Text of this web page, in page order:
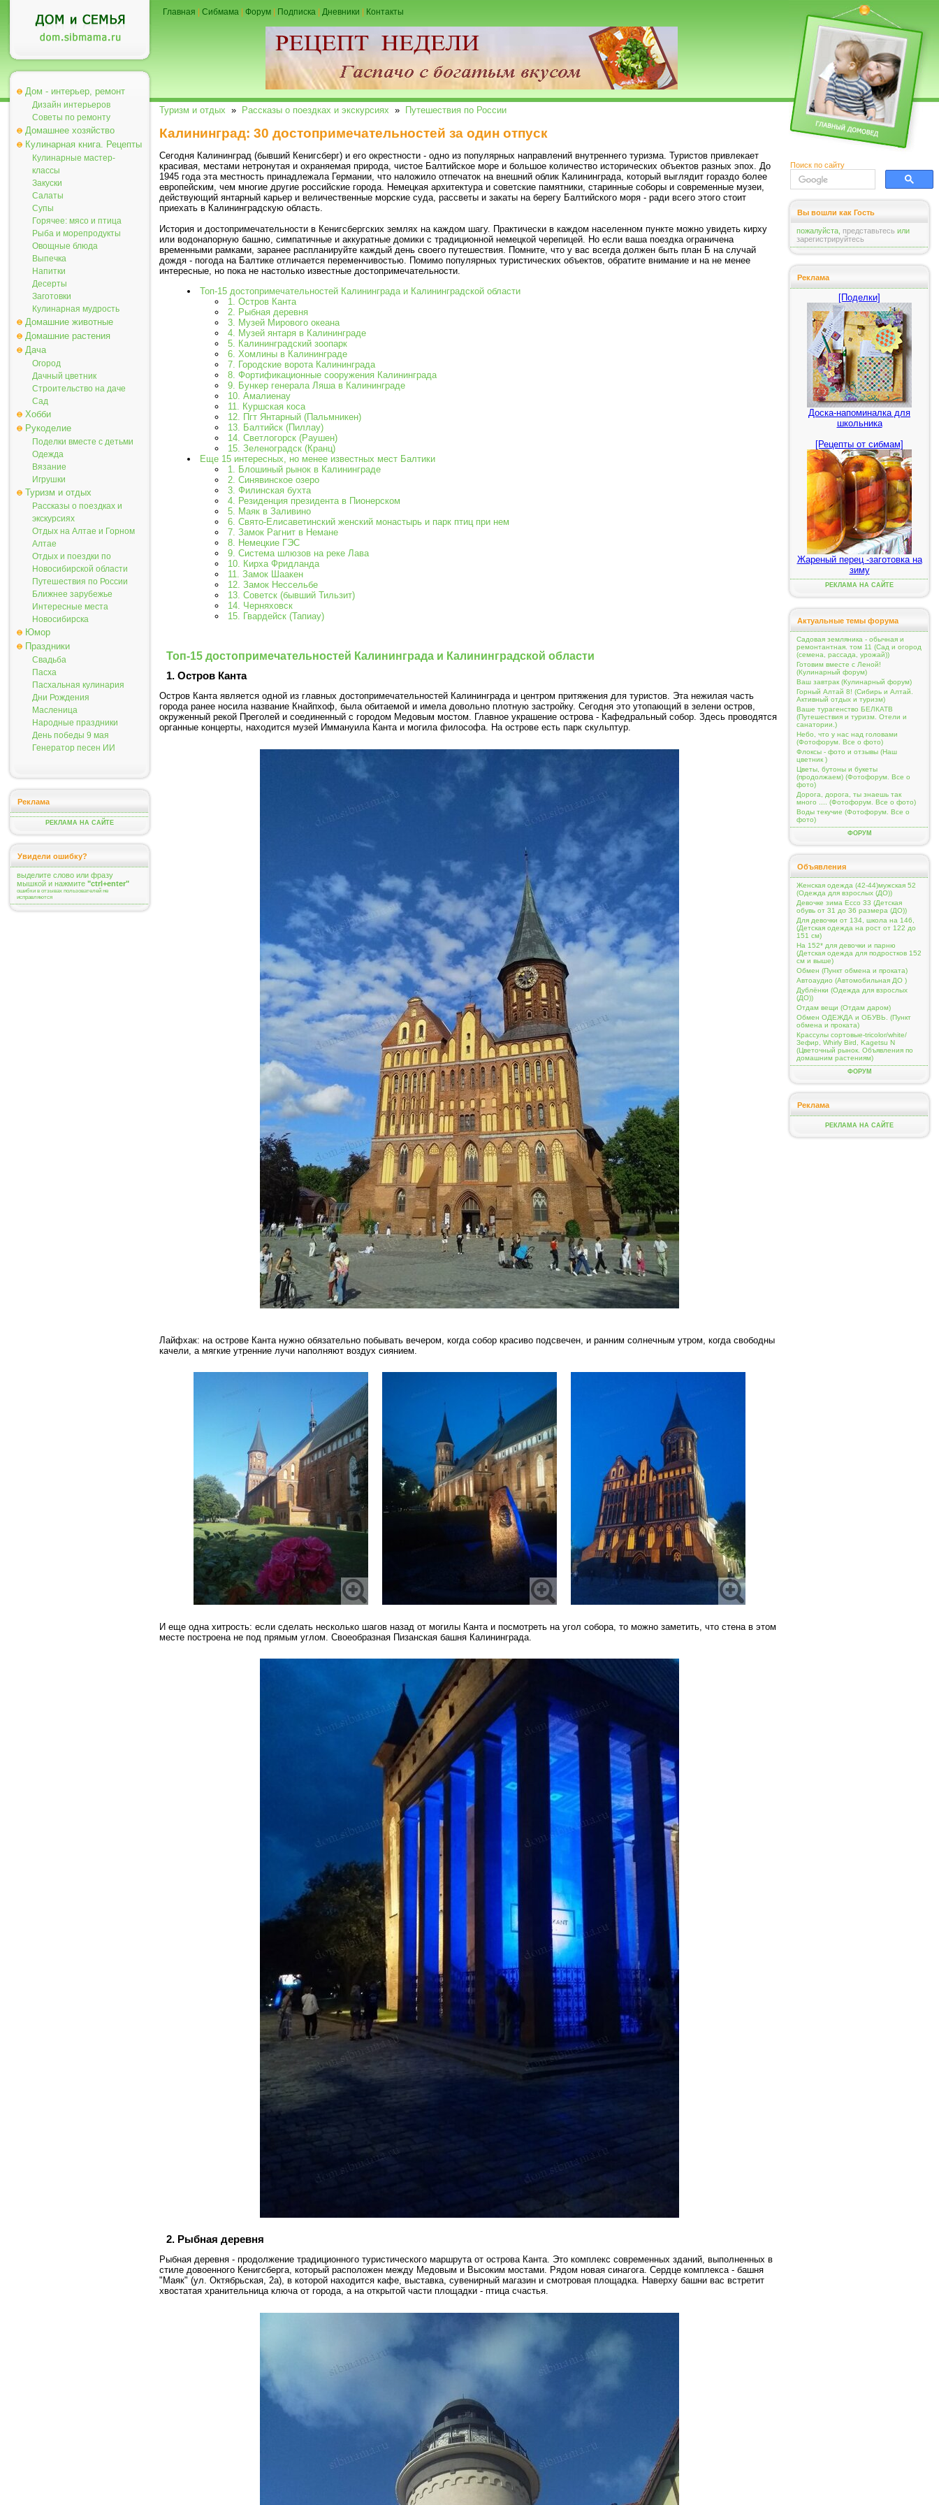
Дом - интерьер, ремонт
Дизайн интерьеров
Советы по ремонту
Домашнее хозяйство
Кулинарная книга. Рецепты
Кулинарные мастер-
классы
Закуски
Салаты
Супы
Горячее: мясо и птица
Рыба и морепродукты
Овощные блюда
Выпечка
Напитки
Десерты
Заготовки
Кулинарная мудрость
Домашние животные
Домашние растения
Дача
Огород
Дачный цветник
Строительство на даче
Сад
Хобби
Рукоделие
Поделки вместе с детьми
Одежда
Вязание
Игрушки
Туризм и отдых
Рассказы о поездках и
экскурсиях
Отдых на Алтае и Горном
Алтае
Отдых и поездки по
Новосибирской области
Путешествия по России
Ближнее зарубежье
Интересные места
Новосибирска
Юмор
Праздники
Свадьба
Пасха
Пасхальная кулинария
Дни Рождения
Масленица
Народные праздники
День победы 9 мая
Генератор песен ИИ
Реклама
РЕКЛАМА НА САЙТЕ
Увидели ошибку?
выделите слово или фразу
мышкой и нажмите "ctrl+enter"
ошибки в отзывах пользователей не
исправляются
Главная Сибмама Форум Подписка Дневники Контакты
Туризм и отдых » Рассказы о поездках и экскурсиях » Путешествия по России
Калининград: 30 достопримечательностей за один отпуск
Сегодня Калининград (бывший Кенигсберг) и его окрестности - одно из популярных направлений внутреннего туризма. Туристов привлекает
красивая, местами нетронутая и охраняемая природа, чистое Балтийское море и большое количество исторических объектов разных эпох. До
1945 года эта местность принадлежала Германии, что наложило отпечаток на внешний облик Калининграда, который выглядит гораздо более
европейским, чем многие другие российские города. Немецкая архитектура и советские памятники, старинные соборы и современные музеи,
действующий янтарный карьер и величественные морские суда, рассветы и закаты на берегу Балтийского моря - ради всего этого стоит
приехать в Калининградскую область.
История и достопримечательности в Кенигсбергских землях на каждом шагу. Практически в каждом населенном пункте можно увидеть кирху
или водонапорную башню, симпатичные и аккуратные домики с традиционной немецкой черепицей. Но если ваша поездка ограничена
временными рамками, заранее распланируйте каждый день своего путешествия. Помните, что у вас всегда должен быть план Б на случай
дождя - погода на Балтике отличается переменчивостью. Помимо популярных туристических объектов, обратите внимание и на не менее
интересные, но пока не настолько известные достопримечательности.
Топ-15 достопримечательностей Калининграда и Калининградской области
1. Остров Канта
2. Рыбная деревня
3. Музей Мирового океана
4. Музей янтаря в Калининграде
5. Калининградский зоопарк
6. Хомлины в Калининграде
7. Городские ворота Калининграда
8. Фортификационные сооружения Калининграда
9. Бункер генерала Ляша в Калининграде
10. Амалиенау
11. Куршская коса
12. Пгт Янтарный (Пальмникен)
13. Балтийск (Пиллау)
14. Светлогорск (Раушен)
15. Зеленоградск (Кранц)
Еще 15 интересных, но менее известных мест Балтики
1. Блошиный рынок в Калининграде
2. Синявинское озеро
3. Филинская бухта
4. Резиденция президента в Пионерском
5. Маяк в Заливино
6. Свято-Елисаветинский женский монастырь и парк птиц при нем
7. Замок Рагнит в Немане
8. Немецкие ГЭС
9. Система шлюзов на реке Лава
10. Кирха Фридланда
11. Замок Шаакен
12. Замок Нессельбе
13. Советск (бывший Тильзит)
14. Черняховск
15. Гвардейск (Тапиау)
Топ-15 достопримечательностей Калининграда и Калининградской области
1. Остров Канта
Остров Канта является одной из главных достопримечательностей Калининграда и центром притяжения для туристов. Эта нежилая часть
города ранее носила название Кнайпхоф, была обитаемой и имела довольно плотную застройку. Сегодня это утопающий в зелени остров,
окруженный рекой Преголей и соединенный с городом Медовым мостом. Главное украшение острова - Кафедральный собор. Здесь проводятся
органные концерты, находится музей Иммануила Канта и могила философа. На острове есть парк скульптур.
Лайфхак: на острове Канта нужно обязательно побывать вечером, когда собор красиво подсвечен, и ранним солнечным утром, когда свободны
качели, а мягкие утренние лучи наполняют воздух сиянием.
И еще одна хитрость: если сделать несколько шагов назад от могилы Канта и посмотреть на угол собора, то можно заметить, что стена в этом
месте построена не под прямым углом. Своеобразная Пизанская башня Калининграда.
2. Рыбная деревня
Рыбная деревня - продолжение традиционного туристического маршрута от острова Канта. Это комплекс современных зданий, выполненных в
стиле довоенного Кенигсберга, который расположен между Медовым и Высоким мостами. Рядом новая синагога. Сердце комплекса - башня
"Маяк" (ул. Октябрьская, 2а), в которой находится кафе, выставка, сувенирный магазин и смотровая площадка. Наверху башни вас встретит
хвостатая хранительница ключа от города, а на открытой части площадки - птица счастья.
Поиск по сайту
Вы вошли как Гость
пожалуйста, представьтесь или
зарегистрируйтесь
Реклама
[Поделки]
Доска-напоминалка для
школьника
[Рецепты от сибмам]
Жареный перец -заготовка на
зиму
РЕКЛАМА НА САЙТЕ
Актуальные темы форума
Садовая земляника - обычная и
ремонтантная. том 11 (Сад и огород
(семена, рассада, урожай))
Готовим вместе с Леной!
(Кулинарный форум)
Ваш завтрак (Кулинарный форум)
Горный Алтай 8! (Сибирь и Алтай.
Активный отдых и туризм)
Ваше турагенство БЕЛКАТВ
(Путешествия и туризм. Отели и
санатории.)
Небо, что у нас над головами
(Фотофорум. Все о фото)
Флоксы - фото и отзывы (Наш
цветник )
Цветы, бутоны и букеты
(продолжаем) (Фотофорум. Все о
фото)
Дорога, дорога, ты знаешь так
много .... (Фотофорум. Все о фото)
Воды текучие (Фотофорум. Все о
фото)
ФОРУМ
Объявления
Женская одежда (42-44)мужская 52
(Одежда для взрослых (ДО))
Девочке зима Ecco 33 (Детская
обувь от 31 до 36 размера (ДО))
Для девочки от 134, школа на 146,
(Детская одежда на рост от 122 до
151 см)
На 152* для девочки и парню
(Детская одежда для подростков 152
см и выше)
Обмен (Пункт обмена и проката)
Автоаудио (Автомобильная ДО )
Дублёнки (Одежда для взрослых
(ДО))
Отдам вещи (Отдам даром)
Обмен ОДЕЖДА и ОБУВЬ. (Пункт
обмена и проката)
Крассулы сортовые-tricolor/white/
Зефир, Whirly Bird, Kagetsu N
(Цветочный рынок. Объявления по
домашним растениям)
ФОРУМ
Реклама
РЕКЛАМА НА САЙТЕ